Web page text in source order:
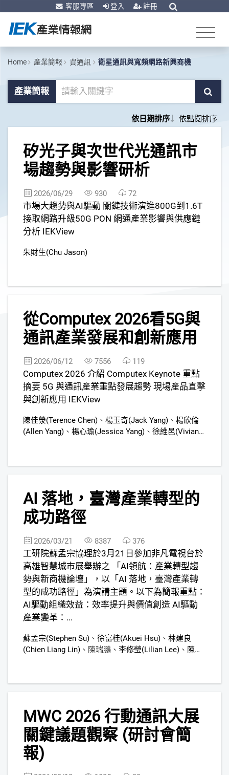
客服專區 登入 註冊
Home 產業簡報 資通訊 衛星通訊與寬頻網路新興商機
產業簡報
依日期排序 依點閱排序
矽光子與次世代光通訊市
場趨勢與影響研析
2026/06/29 930 72
市場大趨勢與AI驅動 關鍵技術演進800G到1.6T
接取網路升級50G PON 網通產業影響與供應鏈
分析 IEKView
朱財生(Chu Jason)
從Computex 2026看5G與
通訊產業發展和創新應用
2026/06/12 7556 119
Computex 2026 介紹 Computex Keynote 重點
摘要 5G 與通訊產業重點發展趨勢 現場產品直擊
與創新應用 IEKView
陳佳滎(Terence Chen) 、 楊玉奇(Jack Yang) 、 楊欣倫
(Allen Yang) 、 楊心瑜(Jessica Yang) 、 徐維邑(Vivian
FREEAI 落地，臺灣產業轉型的
成功路徑
2026/03/21 8387 376
工研院蘇孟宗協理於3月21日參加非凡電視台於
高雄智慧城市展舉辦之 「AI領航：產業轉型趨
勢與新商機論壇」，以「AI 落地，臺灣產業轉
型的成功路徑」為演講主題。以下為簡報重點：
AI驅動組織效益：效率提升與價值創造 AI驅動
產業變革：...
蘇孟宗(Stephen Su) 、 徐富桂(Akuei Hsu) 、 林建良
(Chien Liang Lin) 、 陳瑞鵬 、 李修瑩(Lilian Lee) 、 陳嘉
MWC 2026 行動通訊大展
關鍵議題觀察 (研討會簡
報)